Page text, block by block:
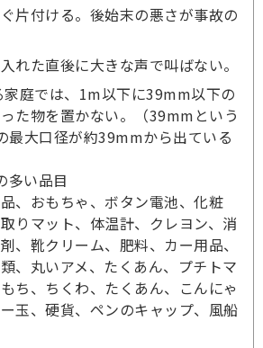
片付ける。後始末の悪さが事故の
れた直後に大きな声で叫ばない。
家庭では、1m以下に39mm以下の
た物を置かない。（39mmという
最大口径が約39mmから出ている
い品目
、おもちゃ、ボタン電池、化粧
りマット、体温計、クレヨン、消
、靴クリーム、肥料、カー用品、
、丸いアメ、たくあん、プチトマ
ち、ちくわ、たくあん、こんにゃ
玉、硬貨、ペンのキャップ、風船